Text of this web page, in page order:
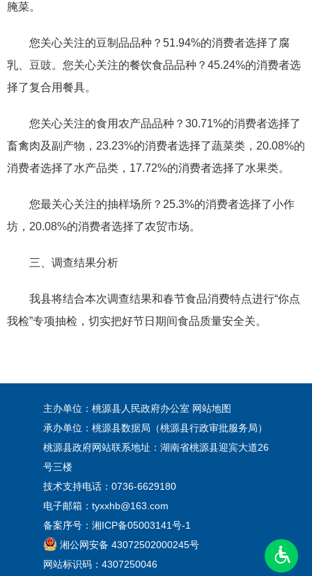
腌菜。
您关心关注的豆制品品种？51.94%的消费者选择了腐
乳、豆豉。您关心关注的餐饮食品品种？45.24%的消费者选
择了复合用餐具。
您关心关注的食用农产品品种？30.71%的消费者选择了
畜禽肉及副产物，23.23%的消费者选择了蔬菜类，20.08%的
消费者选择了水产品类，17.72%的消费者选择了水果类。
您最关心关注的抽样场所？25.3%的消费者选择了小作
坊，20.08%的消费者选择了农贸市场。
三、调查结果分析
我县将结合本次调查结果和春节食品消费特点进行“你点
我检”专项抽检，切实把好节日期间食品质量安全关。
主办单位：桃源县人民政府办公室 网站地图
承办单位：桃源县数据局（桃源县行政审批服务局）
桃源县政府网站联系地址：湖南省桃源县迎宾大道26
号三楼
技术支持电话：0736-6629180
电子邮箱：tyxxhb@163.com
备案序号： 湘ICP备05003141号-1
湘公网安备 43072502000245号
网站标识码：4307250046